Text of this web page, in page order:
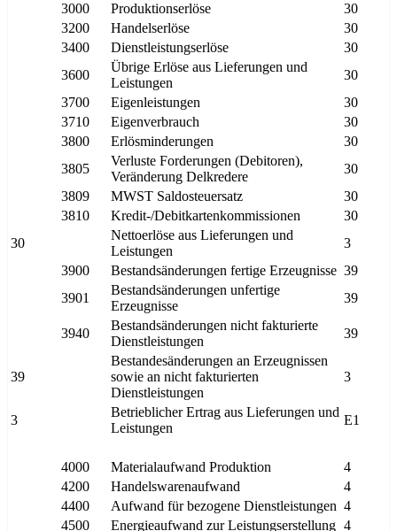
3000 Produktionserlöse
30
3200
Handelserlöse
30
3400
Dienstleistungserlöse
30
3600
Übrige Erlöse aus Lieferungen und
Leistungen
30
3700
Eigenleistungen
30
3710
Eigenverbrauch
30
3800
Erlösminderungen
30
3805
Verluste Forderungen (Debitoren),
Veränderung Delkredere
30
3809
MWST Saldosteuersatz
30
3810
Kredit-/Debitkartenkommissionen
30
30
Nettoerlöse aus Lieferungen und
Leistungen
3
3900
Bestandsänderungen fertige Erzeugnisse 39
3901
Bestandsänderungen unfertige
Erzeugnisse
39
3940
Bestandsänderungen nicht fakturierte
Dienstleistungen
39
39
Bestandesänderungen an Erzeugnissen
sowie an nicht fakturierten
Dienstleistungen
3
3
Betrieblicher Ertrag aus Lieferungen und
Leistungen
E1
4000 Materialaufwand Produktion
4
4200
Handelswarenaufwand
4
4400
Aufwand für bezogene Dienstleistungen 4
4500
Energieaufwand zur Leistungserstellung 4